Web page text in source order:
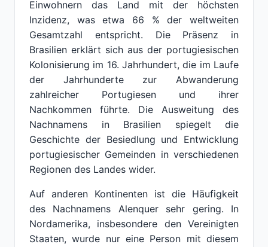
Einwohnern das Land mit der höchsten
Inzidenz, was etwa 66 % der weltweiten
Gesamtzahl entspricht. Die Präsenz in
Brasilien erklärt sich aus der portugiesischen
Kolonisierung im 16. Jahrhundert, die im Laufe
der Jahrhunderte zur Abwanderung
zahlreicher Portugiesen und ihrer
Nachkommen führte. Die Ausweitung des
Nachnamens in Brasilien spiegelt die
Geschichte der Besiedlung und Entwicklung
portugiesischer Gemeinden in verschiedenen
Regionen des Landes wider.
Auf anderen Kontinenten ist die Häufigkeit
des Nachnamens Alenquer sehr gering. In
Nordamerika, insbesondere den Vereinigten
Staaten, wurde nur eine Person mit diesem